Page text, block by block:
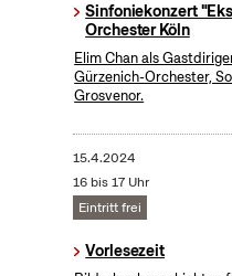
Sinfoniekonzert
Orchester Köln
Elim Chan als
Gürzenich-Orchester,
Grosvenor.
15.4.2024
16 bis 17 Uhr
Eintritt frei
Vorlesezeit